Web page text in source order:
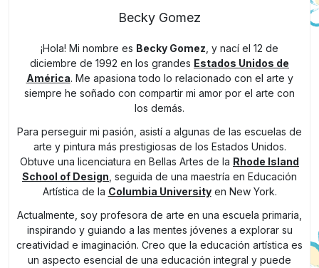
Becky Gomez
¡Hola! Mi nombre es Becky Gomez , y nací el 12 de
diciembre de 1992 en los grandes Estados Unidos de
América. Me apasiona todo lo relacionado con el arte y
siempre he soñado con compartir mi amor por el arte con
los demás.
Para perseguir mi pasión, asistí a algunas de las escuelas de
arte y pintura más prestigiosas de los Estados Unidos.
Obtuve una licenciatura en Bellas Artes de la Rhode Island
School of Design , seguida de una maestría en Educación
Artística de la Columbia Universityen New York.
Actualmente, soy profesora de arte en una escuela primaria,
inspirando y guiando a las mentes jóvenes a explorar su
creatividad e imaginación. Creo que la educación artística es
un aspecto esencial de una educación integral y puede